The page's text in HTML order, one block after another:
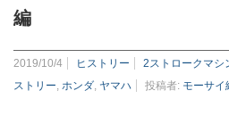
編
2019/10/4 ヒストリー 2ストロークマシ
ストリー ホンダ ヤマハ 投稿者: モーサイ